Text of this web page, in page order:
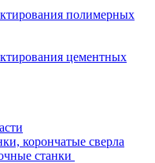
полимерных
цементных
корончатые сверла
станки